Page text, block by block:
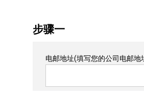
步骤一
电邮地址(填写您的公司电邮地